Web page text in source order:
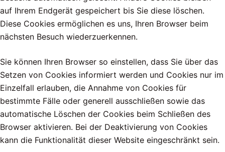
auf Ihrem Endgerät gespeichert bis Sie diese löschen.
Diese Cookies ermöglichen es uns, Ihren Browser beim
nächsten Besuch wiederzuerkennen.
Sie können Ihren Browser so einstellen, dass Sie über das
Setzen von Cookies informiert werden und Cookies nur im
Einzelfall erlauben, die Annahme von Cookies für
bestimmte Fälle oder generell ausschließen sowie das
automatische Löschen der Cookies beim Schließen des
Browser aktivieren. Bei der Deaktivierung von Cookies
kann die Funktionalität dieser Website eingeschränkt sein.